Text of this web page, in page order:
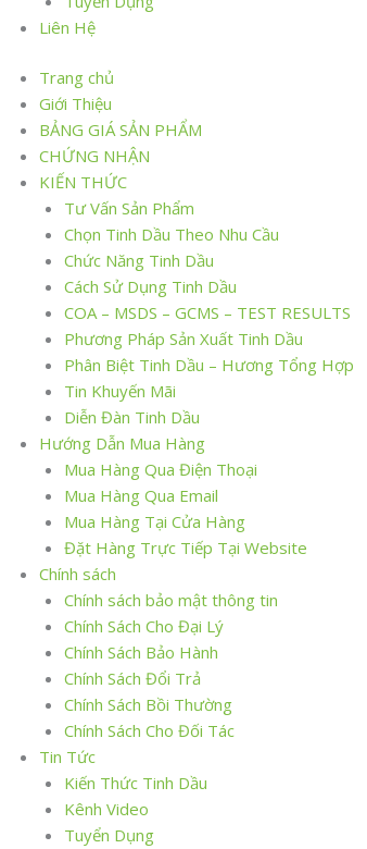
Liên Hệ
Trang chủ
Giới Thiệu
BẢNG GIÁ SẢN PHẨM
CHỨNG NHẬN
KIẾN THỨC
Tư Vấn Sản Phẩm
Chọn Tinh Dầu Theo Nhu Cầu
Chức Năng Tinh Dầu
Cách Sử Dụng Tinh Dầu
COA – MSDS – GCMS – TEST RESULTS
Phương Pháp Sản Xuất Tinh Dầu
Phân Biệt Tinh Dầu – Hương Tổng Hợp
Tin Khuyến Mãi
Diễn Đàn Tinh Dầu
Hướng Dẫn Mua Hàng
Mua Hàng Qua Điện Thoại
Mua Hàng Qua Email
Mua Hàng Tại Cửa Hàng
Đặt Hàng Trực Tiếp Tại Website
Chính sách
Chính sách bảo mật thông tin
Chính Sách Cho Đại Lý
Chính Sách Bảo Hành
Chính Sách Đổi Trả
Chính Sách Bồi Thường
Chính Sách Cho Đối Tác
Tin Tức
Kiến Thức Tinh Dầu
Kênh Video
Tuyển Dụng